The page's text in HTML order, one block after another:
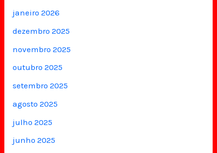
janeiro 2026
dezembro 2025
novembro 2025
outubro 2025
setembro 2025
agosto 2025
julho 2025
junho 2025